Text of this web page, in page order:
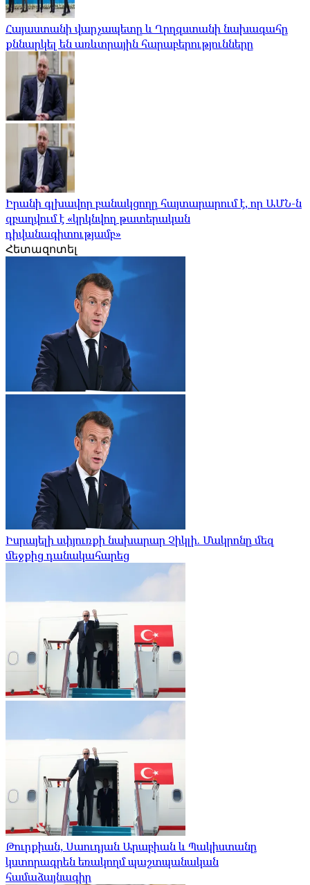
Հայաստանի վարչապետը և Ղրղզստանի նախագահը
քննարկել են առևտրային հարաբերությունները
Իրանի գլխավոր բանակցողը հայտարարում է, որ ԱՄՆ-ն
զբաղվում է «կրկնվող թատերական
դիվանագիտությամբ»
Հետազոտել
Իսրայելի սփյուռքի նախարար Չիկլի. Մակրոնը մեզ
մեջքից դանակահարեց
Թուրքիան, Սաուդյան Արաբիան և Պակիստանը
կստորագրեն եռակողմ պաշտպանական
համաձայնագիր